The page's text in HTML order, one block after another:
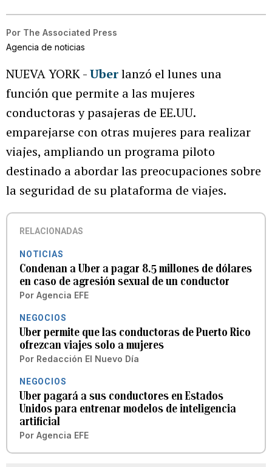
Por The Associated Press
Agencia de noticias
NUEVA YORK -Uberlanzó el lunes una
función que permite a las mujeres
conductoras y pasajeras de EE.UU.
emparejarse con otras mujeres para realizar
viajes, ampliando un programa piloto
destinado a abordar las preocupaciones sobre
la seguridad de su plataforma de viajes.
RELACIONADAS
NOTICIAS
Condenan a Uber a pagar 8.5 millones de dólares
en caso de agresión sexual de un conductor
Por Agencia EFE
NEGOCIOS
Uber permite que las conductoras de Puerto Rico
ofrezcan viajes solo a mujeres
Por Redacción El Nuevo Día
NEGOCIOS
Uber pagará a sus conductores en Estados
Unidos para entrenar modelos de inteligencia
artificial
Por Agencia EFE